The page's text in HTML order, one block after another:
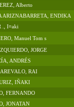
Alberto
ARIZNABARRETA, ENDIKA
., I¤aki
Manuel Tom s
JORGE
ANDRÉS
RAI
IÑAKI
FERNANDO
JONATAN